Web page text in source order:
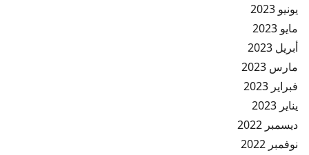
يونيو 2023
مايو 2023
أبريل 2023
مارس 2023
فبراير 2023
يناير 2023
ديسمبر 2022
نوفمبر 2022